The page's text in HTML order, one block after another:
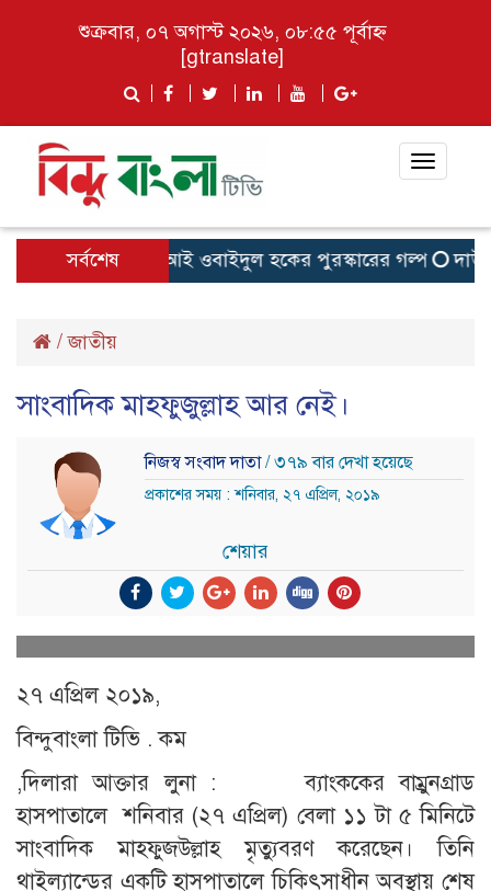
শুক্রবার, ০৭ অগাস্ট ২০২৬, ০৮:৫৫ পূর্বাহ্ন
[gtranslate]
Toggle
সর্বশেষ
মেঘনা থানার এসআই ওবাইদুল হকের পুরস্কারের গল্প
/জাতীয়
সাংবাদিক মাহফুজুল্লাহ আর নেই।
নিজস্ব সংবাদ দাতা/ ৩৭৯ বার দেখা হয়েছে
প্রকাশের সময় : শনিবার, ২৭ এপ্রিল, ২০১৯
শেয়ার
২৭ এপ্রিল ২০১৯,
বিন্দুবাংলা টিভি . কম
,দিলারা আক্তার লুনা : ব্যাংককের বাম্রুনগ্রাড
হাসপাতালে শনিবার (২৭ এপ্রিল) বেলা ১১ টা ৫ মিনিটে
সাংবাদিক মাহফুজউল্লাহ মৃত্যুবরণ করেছেন। তিনি
থাইল্যান্ডের একটি হাসপাতালে চিকিৎসাধীন অবস্থায় শেষ